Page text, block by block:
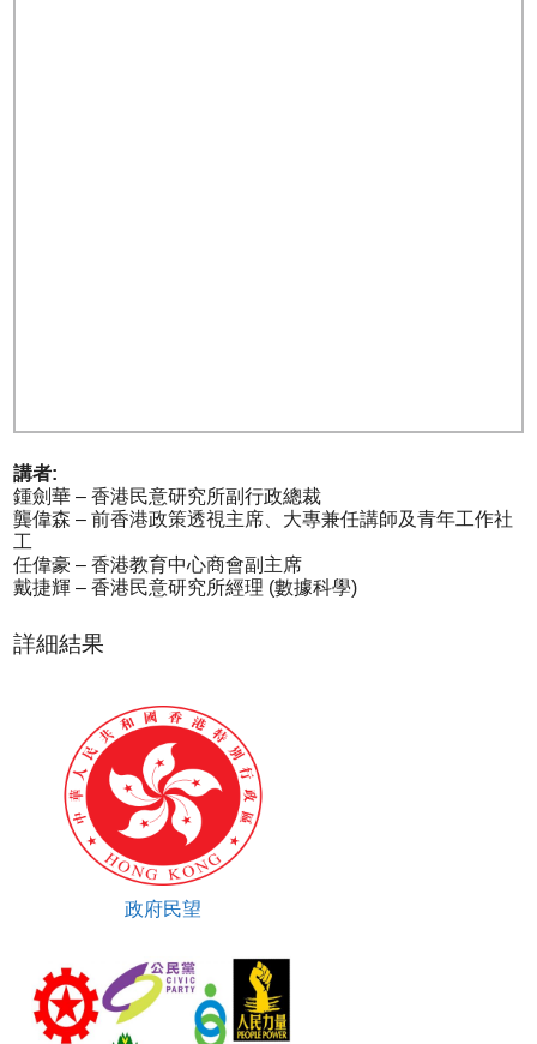
講者:
鍾劍華 – 香港民意研究所副行政總裁
龔偉森 – 前香港政策透視主席、大專兼任講師及青年工作社
工
任偉豪 – 香港教育中心商會副主席
戴捷輝 – 香港民意研究所經理 (數據科學)
詳細結果
政府民望